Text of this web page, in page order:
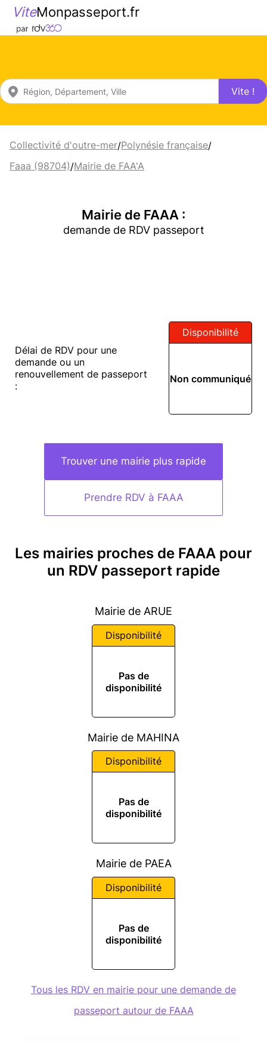
ViteMonpasseport.fr
Vite !
Collectivité d'outre-mer/Polynésie française/
Faaa (98704)/Mairie de FAA'A
Mairie de FAAA :
demande de RDV passeport
Délai de RDV pour une
demande ou un
renouvellement de passeport
:
Disponibilité
Non communiqué
Trouver une mairie plus rapide
Prendre RDV à FAAA
Les mairies proches de FAAA pour
un RDV passeport rapide
Mairie de ARUE
Disponibilité
Pas de
disponibilité
Mairie de MAHINA
Disponibilité
Pas de
disponibilité
Mairie de PAEA
Disponibilité
Pas de
disponibilité
Tous les RDV en mairie pour une demande de
passeport autour de FAAA